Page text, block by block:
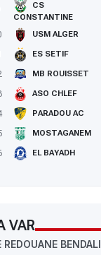
CS
CONSTANTINE
USM ALGER
ES SETIF
MB ROUISSET
ASO CHLEF
PARADOU AC
MOSTAGANEM
EL BAYADH
VAR
REDOUANE BENDALI